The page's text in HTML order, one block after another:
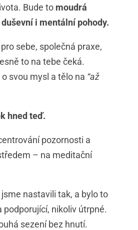
Bude to moudrá
i mentální pohody.
sebe, společná praxe,
to na tebe čeká.
svou mysl a tělo na “až
hned teď.
pozornosti a
– na meditační
nastavili tak, a bylo to
podporující, nikoliv útrpné.
sezení bez hnutí.